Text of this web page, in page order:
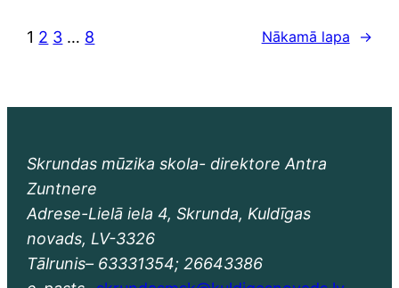
1 2 3 … 8 Nākamā lapa →
Skrundas mūzika skola- direktore Antra
Zuntnere
Adrese-Lielā iela 4, Skrunda, Kuldīgas
novads, LV-3326
Tālrunis– 63331354; 26643386